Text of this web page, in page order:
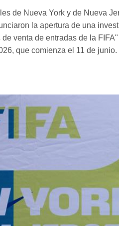
de Nueva York y de Nueva
la apertura de una
venta de entradas de la FIFA"
que comienza el 11 de junio.